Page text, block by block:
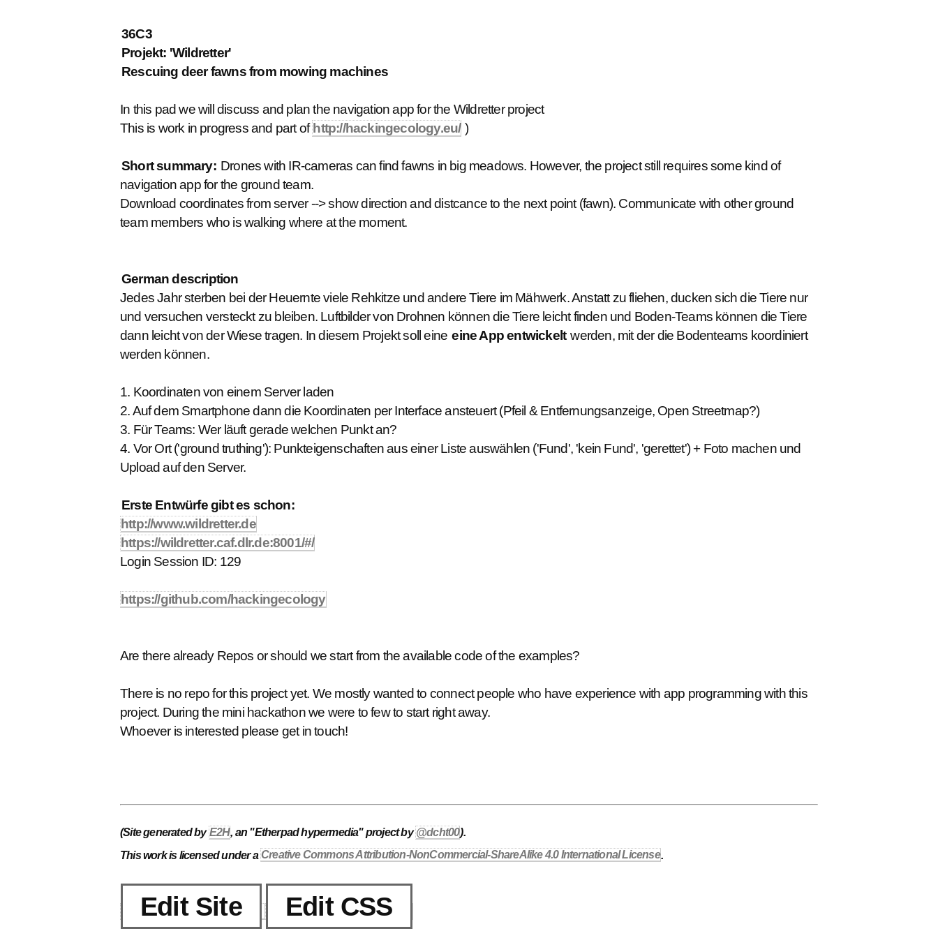
36C3
Projekt: 'Wildretter'
Rescuing deer fawns from mowing machines
In this pad we will discuss and plan the navigation app for the Wildretter project
This is work in progress and part of http://hackingecology.eu/ )
Short summary: Drones with IR-cameras can find fawns in big meadows. However, the project still requires some kind of
navigation app for the ground team.
Download coordinates from server --> show direction and distcance to the next point (fawn). Communicate with other ground
team members who is walking where at the moment.
German description
Jedes Jahr sterben bei der Heuernte viele Rehkitze und andere Tiere im Mähwerk. Anstatt zu fliehen, ducken sich die Tiere nur
und versuchen versteckt zu bleiben. Luftbilder von Drohnen können die Tiere leicht finden und Boden-Teams können die Tiere
dann leicht von der Wiese tragen. In diesem Projekt soll eine eine App entwickelt werden, mit der die Bodenteams koordiniert
werden können.
1. Koordinaten von einem Server laden
2. Auf dem Smartphone dann die Koordinaten per Interface ansteuert (Pfeil & Entfernungsanzeige, Open Streetmap?)
3. Für Teams: Wer läuft gerade welchen Punkt an?
4. Vor Ort ('ground truthing'): Punkteigenschaften aus einer Liste auswählen ('Fund', 'kein Fund', 'gerettet') + Foto machen und
Upload auf den Server.
Erste Entwürfe gibt es schon:
http://www.wildretter.de
https://wildretter.caf.dlr.de:8001/#/
Login Session ID: 129
https://github.com/hackingecology
Are there already Repos or should we start from the available code of the examples?
There is no repo for this project yet. We mostly wanted to connect people who have experience with app programming with this
project. During the mini hackathon we were to few to start right away.
Whoever is interested please get in touch!
(Site generated byE2H, an "Etherpad hypermedia" project by@dcht00).
This work is licensed under aCreative Commons Attribution-NonCommercial-ShareAlike 4.0 International License.
Edit Site Edit CSS